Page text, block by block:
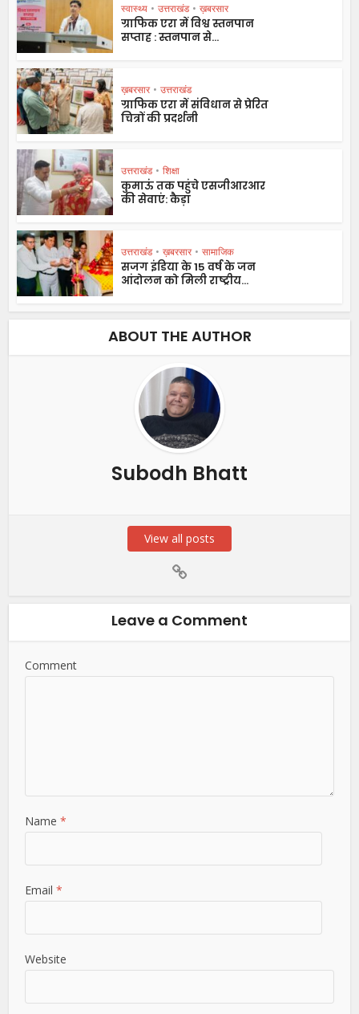
स्वास्थ्य • उत्तराखंड • ख़बरसार
ग्राफिक एरा में विश्व स्तनपान
सप्ताह : स्तनपान से...
ख़बरसार • उत्तराखंड
ग्राफिक एरा में संविधान से प्रेरित
चित्रों की प्रदर्शनी
उत्तराखंड • शिक्षा
कुमाऊं तक पहुंचे एसजीआरआर
की सेवाएं: कैड़ा
उत्तराखंड • ख़बरसार • सामाजिक
सजग इंडिया के 15 वर्ष के जन
आंदोलन को मिली राष्ट्रीय...
ABOUT THE AUTHOR
Subodh Bhatt
View all posts
Leave a Comment
Comment
Name*
Email*
Website